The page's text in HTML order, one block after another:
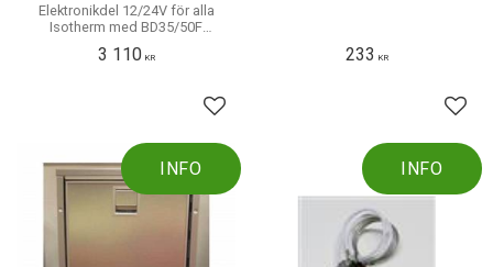
Elektronikdel 12/24V för alla
Isotherm med BD35/50F
Danfoss/Secop. Passar även
3 110KR
Lägg till i favoriter
233 KR
INFO INFO